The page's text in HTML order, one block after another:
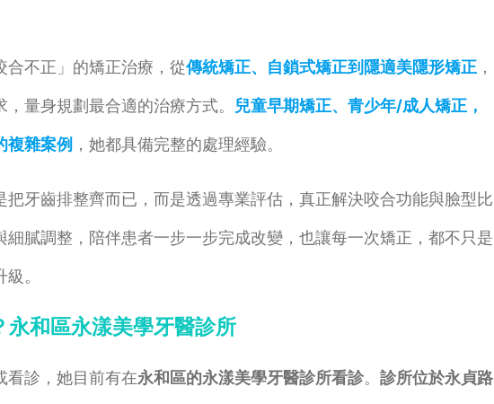
合不正」的矯正治療，從傳統矯正、自鎖式矯正到隱適美隱形矯正 ，
量身規劃最合適的治療方式。 兒童早期矯正、青少年/成人矯正，
複雜案例 ，她都具備完整的處理經驗。
牙齒排整齊而已，而是透過專業評估，真正解決咬合功能與臉型比
膩調整，陪伴患者一步一步完成改變，也讓每一次矯正，都不只是
。
和區永漾美學牙醫診所
看診，她目前有在永和區的永漾美學牙醫診所看診。診所位於永貞路